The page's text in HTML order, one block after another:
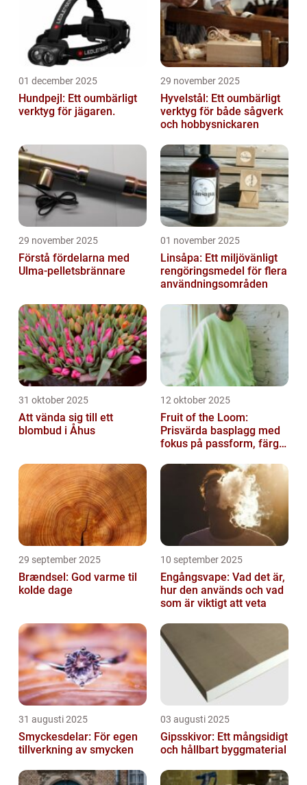
01 december 2025
Hundpejl: Ett oumbärligt
verktyg för jägaren.
29 november 2025
Hyvelstål: Ett oumbärligt
verktyg för både sågverk
och hobbysnickaren
29 november 2025
Förstå fördelarna med
Ulma-pelletsbrännare
01 november 2025
Linsåpa: Ett miljövänligt
rengöringsmedel för flera
användningsområden
31 oktober 2025
Att vända sig till ett
blombud i Åhus
12 oktober 2025
Fruit of the Loom:
Prisvärda basplagg med
fokus på passform, färg
29 september 2025
Brændsel: God varme til
kolde dage
10 september 2025
Engångsvape: Vad det är,
hur den används och vad
som är viktigt att veta
31 augusti 2025
Smyckesdelar: För egen
tillverkning av smycken
03 augusti 2025
Gipsskivor: Ett mångsidigt
och hållbart byggmaterial